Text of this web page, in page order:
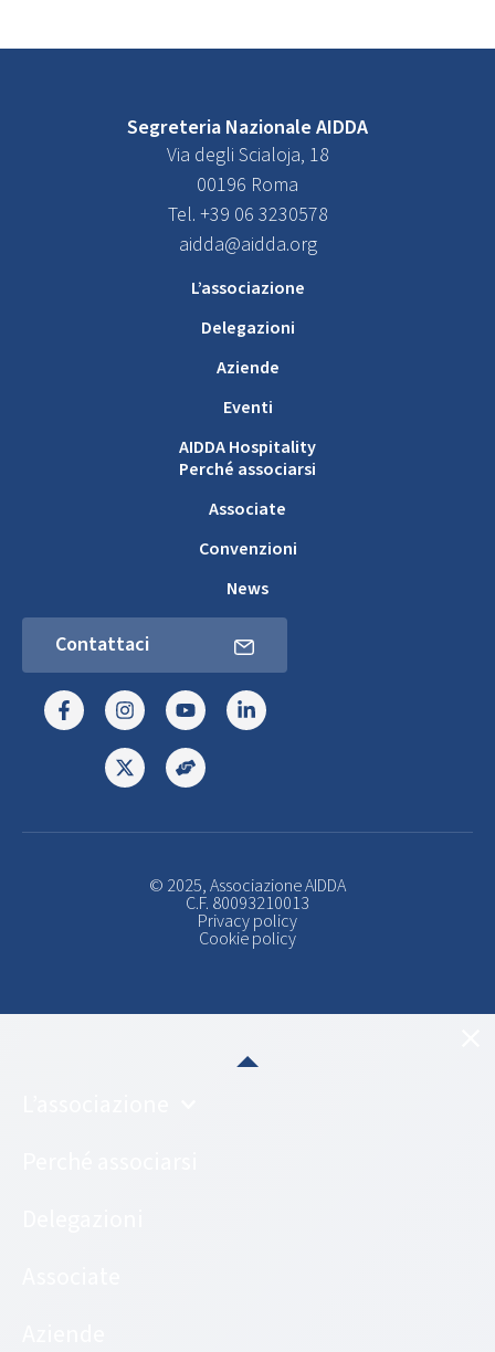
Segreteria Nazionale AIDDA
Via degli Scialoja, 18
00196 Roma
Tel. +39 06 3230578
aidda@aidda.org
L’associazione
Delegazioni
Aziende
Eventi
AIDDA Hospitality
Perché associarsi
Associate
Convenzioni
News
Contattaci
© 2025, Associazione AIDDA
C.F. 80093210013
Privacy policy
Cookie policy